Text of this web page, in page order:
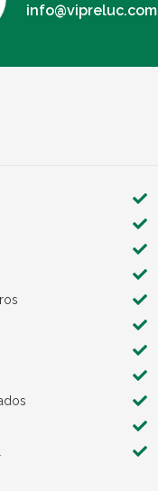
info@vipreluc.com